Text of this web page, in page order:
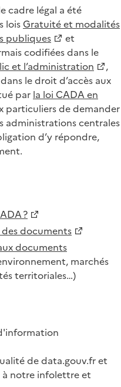
cadre légal a été
loisGratuité et modalités
publiques
et
codifiées dans le
et l’administration
,
le droit d’accès aux
par la loi CADA en
particuliers de demander
administrations centrales
d’y répondre,
?
documents
documents
marchés
territoriales…)
de data.gouv.fr et
à notre infolettre et